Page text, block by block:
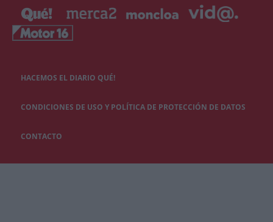
HACEMOS EL DIARIO QUÉ!
CONDICIONES DE USO Y POLÍTICA DE PROTECCIÓN DE DATOS
CONTACTO